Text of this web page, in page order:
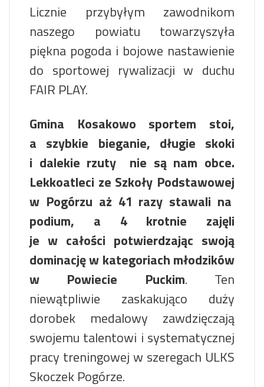
Licznie przybyłym zawodnikom
naszego powiatu towarzyszyła
piękna pogoda i bojowe nastawienie
do sportowej rywalizacji w duchu
FAIR PLAY.
Gmina Kosakowo sportem stoi,
a szybkie bieganie, długie skoki
i dalekie rzuty nie są nam obce.
Lekkoatleci ze Szkoły Podstawowej
w Pogórzu aż 41 razy stawali na
podium, a 4 krotnie zajęli
je w całości potwierdzając swoją
dominację w kategoriach młodzików
w Powiecie Puckim. Ten
niewątpliwie zaskakująco duży
dorobek medalowy zawdzięczają
swojemu talentowi i systematycznej
pracy treningowej w szeregach ULKS
Skoczek Pogórze.